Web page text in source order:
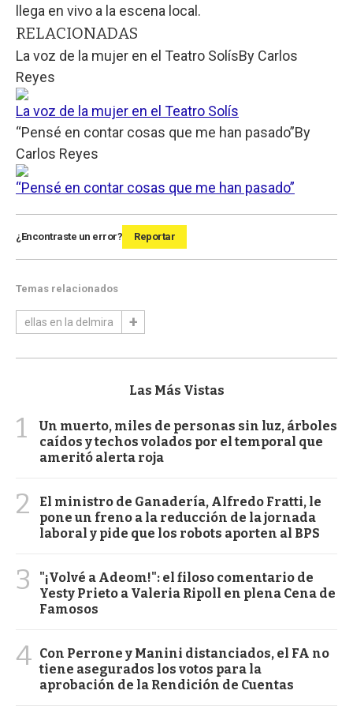
llega en vivo a la escena local.
RELACIONADAS
La voz de la mujer en el Teatro SolísBy Carlos
Reyes
La voz de la mujer en el Teatro Solís
“Pensé en contar cosas que me han pasado”By
Carlos Reyes
“Pensé en contar cosas que me han pasado”
¿Encontraste un error? Reportar
Temas relacionados
ellas en la delmira
Las Más Vistas
1
Un muerto, miles de personas sin luz, árboles
caídos y techos volados por el temporal que
ameritó alerta roja
2
El ministro de Ganadería, Alfredo Fratti, le
pone un freno a la reducción de la jornada
laboral y pide que los robots aporten al BPS
3
"¡Volvé a Adeom!": el filoso comentario de
Yesty Prieto a Valeria Ripoll en plena Cena de
Famosos
4 Con Perrone y Manini distanciados, el FA no
tiene asegurados los votos para la
aprobación de la Rendición de Cuentas